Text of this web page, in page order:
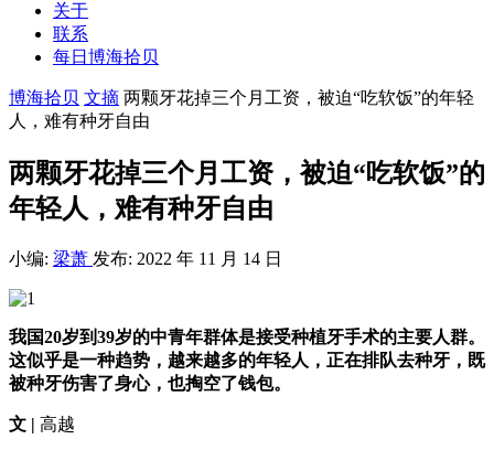
关于
联系
每日博海拾贝
博海拾贝 文摘 两颗牙花掉三个月工资，被迫“吃软饭”的年轻
人，难有种牙自由
两颗牙花掉三个月工资，被迫“吃软饭”的
年轻人，难有种牙自由
小编: 梁萧 发布: 2022 年 11 月 14 日
我国20岁到39岁的中青年群体是接受种植牙手术的主要人群。
这似乎是一种趋势，越来越多的年轻人，正在排队去种牙，既
被种牙伤害了身心，也掏空了钱包。
文 | 高越